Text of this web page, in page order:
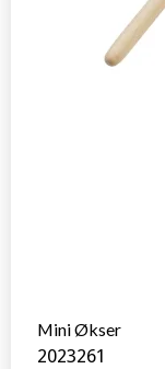
Mini Økser
2023261